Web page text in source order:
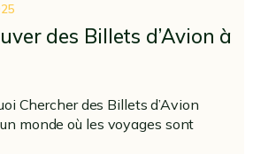
des Billets d’Avion à
Chercher des Billets d’Avion
monde où les voyages sont